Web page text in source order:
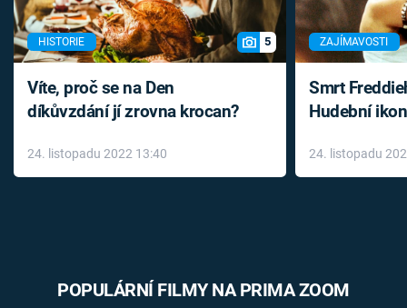
HISTORIE 5
Víte, proč se na Den
díkůvzdání jí zrovna krocan?
24. listopadu 2022 13:40
ZAJÍMAVOSTI
Smrt
Hudební
léky
24. listopadu
POPULÁRNÍ FILMY NA PRIMA ZOOM